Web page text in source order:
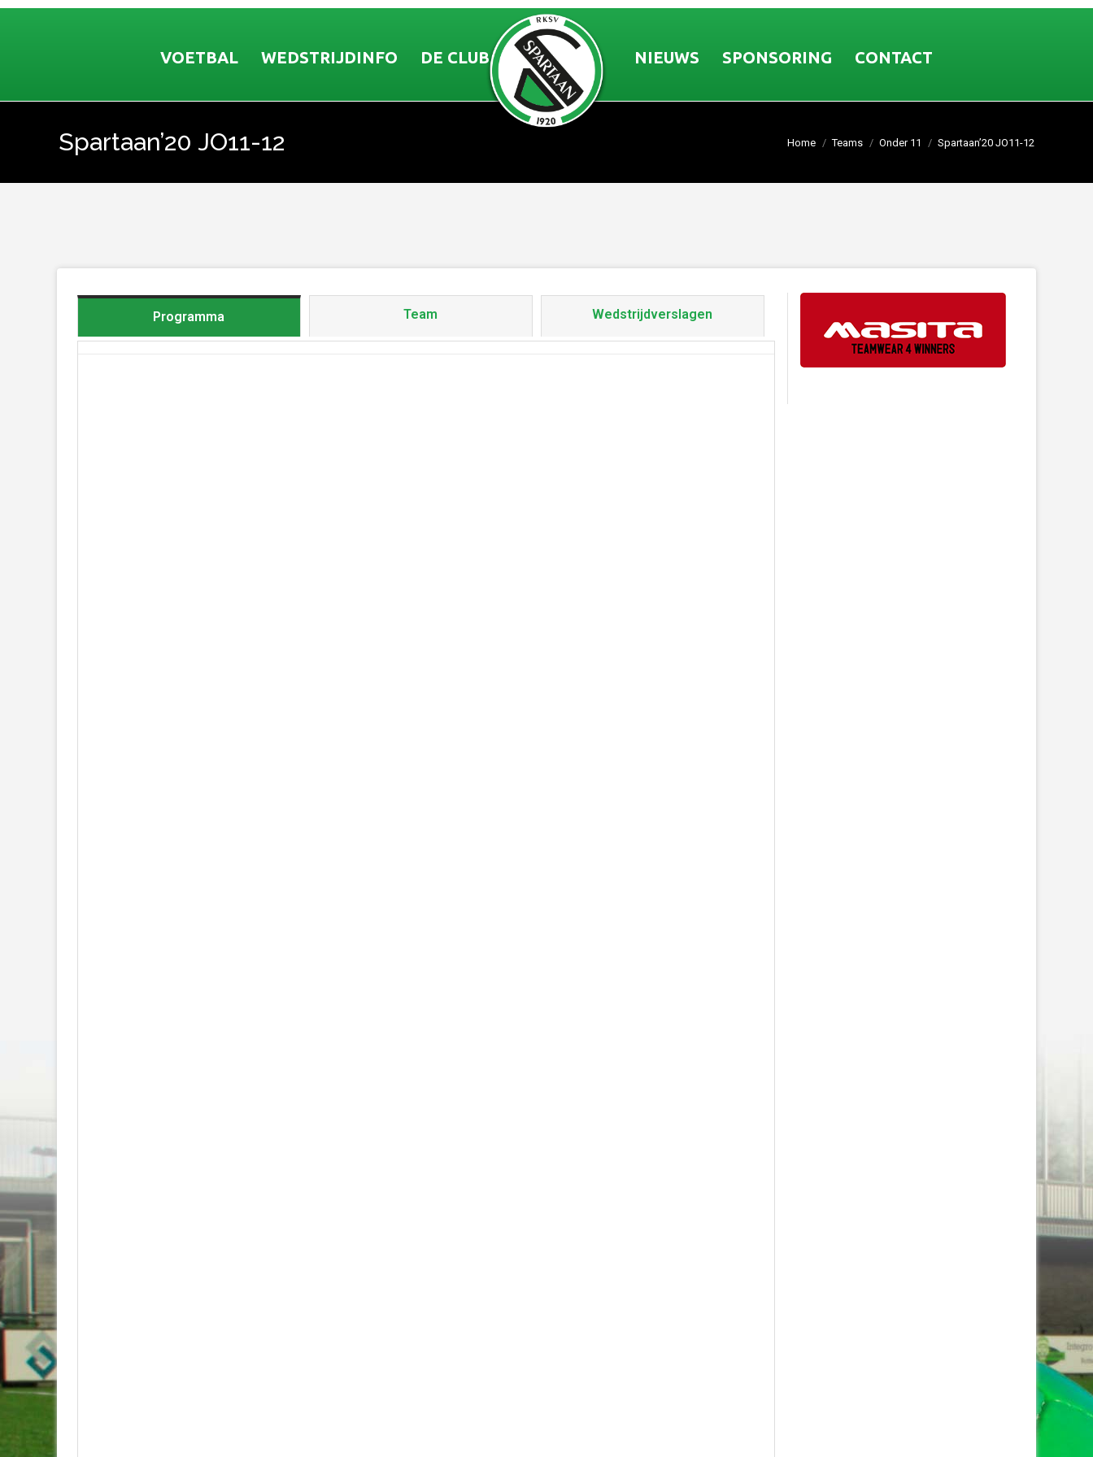
VOETBAL WEDSTRIJDINFO DE CLUB NIEUWS SPONSORING CONTACT
Spartaan’20 JO11-12
Je bent hier: Home Teams Onder 11 Spartaan’20 JO11-12
Programma Team Wedstrijdverslagen